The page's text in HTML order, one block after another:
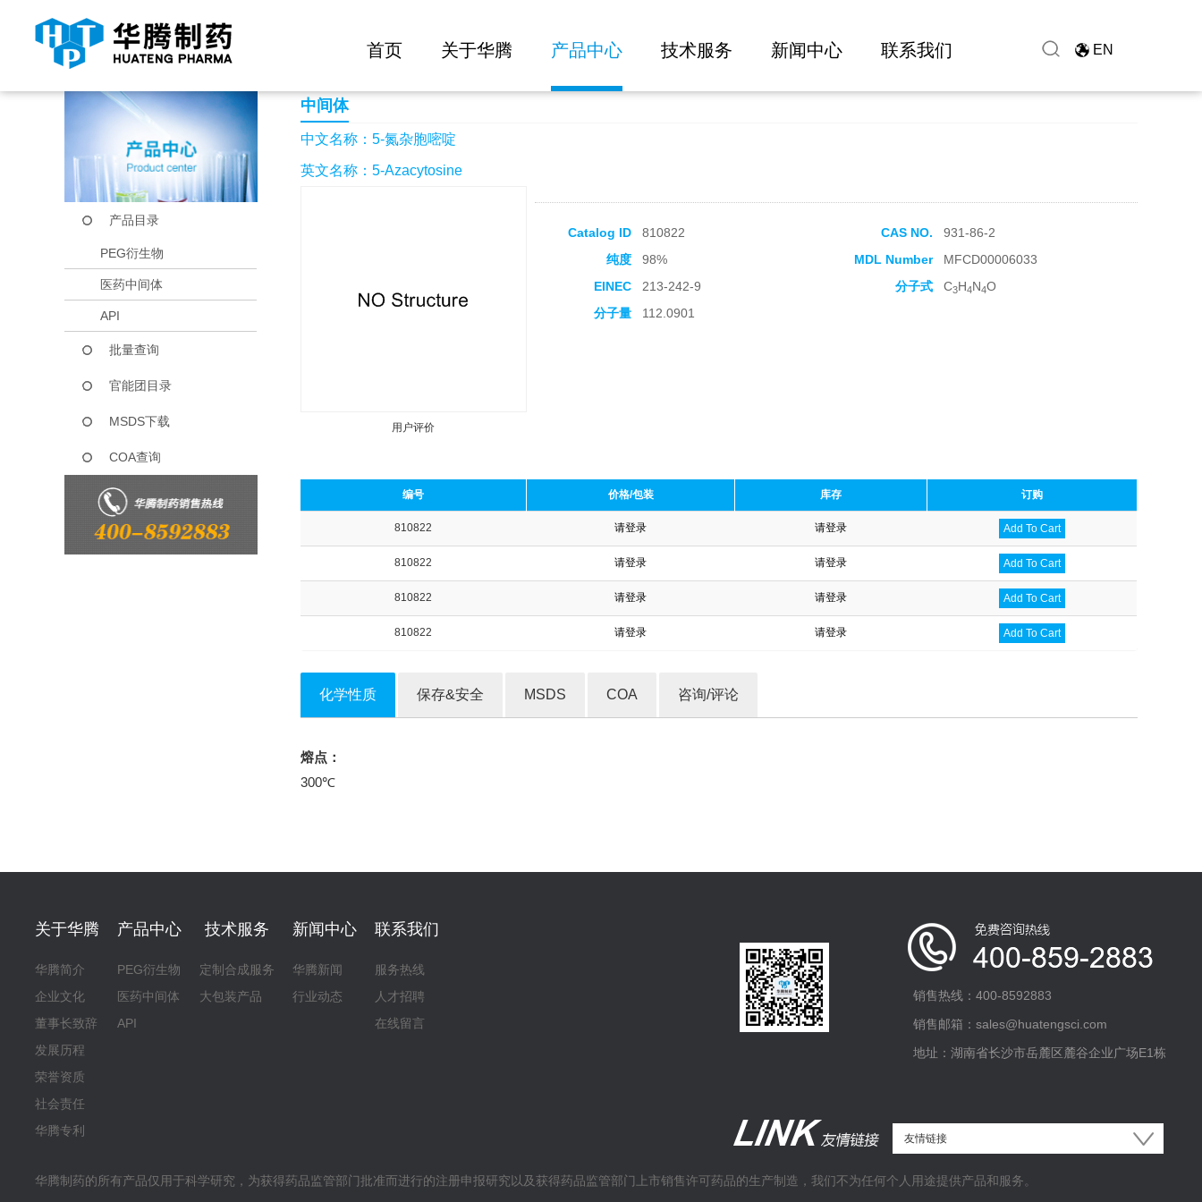
首页 关于华腾 产品中心 技术服务 新闻中心 联系我们 EN
当前位置： 首页 产品中心
产品目录
PEG衍生物
医药中间体
API
批量查询
官能团目录
MSDS下载
COA查询
中间体
中文名称：5-氮杂胞嘧啶
英文名称：5-Azacytosine
用户评价
收藏产品
Catalog ID 810822 CAS NO.
931-86-2
纯度
98% MDL Number
MFCD00006033
EINEC
213-242-9 分子式 C3H4N4O
分子量
112.0901
编号 价格/包装 库存 订购
810822 请登录 请登录 Add To Cart
810822 请登录 请登录 Add To Cart
810822 请登录 请登录 Add To Cart
810822 请登录 请登录 Add To Cart
化学性质 保存&安全 MSDS COA 咨询/评论
熔点：
300℃
关于华腾
华腾简介
企业文化
董事长致辞
发展历程
荣誉资质
社会责任
华腾专利
产品中心
PEG衍生物
医药中间体
API
技术服务
定制合成服务
大包装产品
新闻中心
华腾新闻
行业动态
联系我们
服务热线
人才招聘
在线留言
销售热线：400-8592883
销售邮箱：sales@huatengsci.com
地址：湖南省长沙市岳麓区麓谷企业广场E1栋
华腾制药的所有产品仅用于科学研究，为获得药品监管部门批准而进行的注册申报研究以及获得药品监管部门上市销售许可药品的生产制造，我们不为任何个人用途提供产品和服务。